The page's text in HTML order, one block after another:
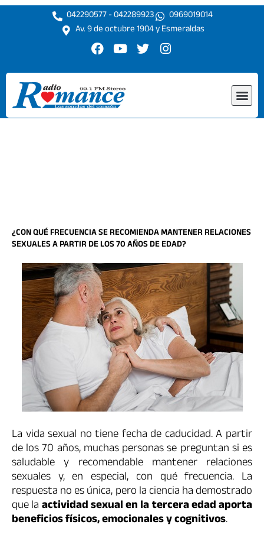
Ir
042290577 - 042289923
0969019014
Av. 9 de octubre 1904 y Esmeraldas
F
c
e
b
o
o
Y
u
t
u
b
e
T
i
r
I
s
r
¿CON QUÉ FRECUENCIA SE RECOMIENDA MANTENER RELACIONES
SEXUALES A PARTIR DE LOS 70 AÑOS DE EDAD?
La vida sexual no tiene fecha de caducidad. A partir
de los 70 años, muchas personas se preguntan si es
saludable y recomendable mantener relaciones
sexuales y, en especial, con qué frecuencia. La
respuesta no es única, pero la ciencia ha demostrado
que laactividad sexual en la tercera edad aporta
beneficios físicos, emocionales y cognitivos.